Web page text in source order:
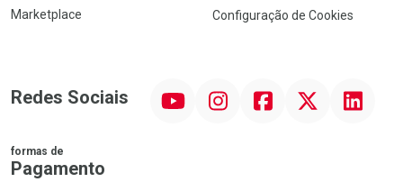
Marketplace
Configuração de Cookies
Redes Sociais InstagramFacebook Linkedin
formas de
Pagamento